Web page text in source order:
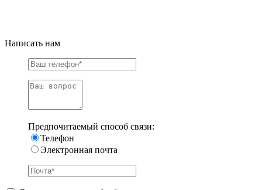
Написать нам
Предпочитаемый способ связи:
Телефон
Электронная почта